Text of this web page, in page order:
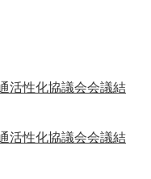
活性化協議会会議結
活性化協議会会議結